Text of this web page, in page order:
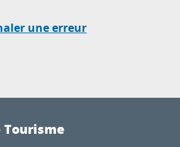
une erreur
Tourisme